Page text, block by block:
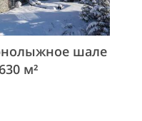
шале
м²